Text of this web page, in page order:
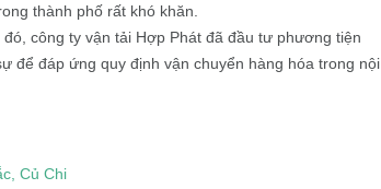
thành phố rất khó khăn.
công ty vận tải Hợp Phát đã đầu tư phương tiện
để đáp ứng quy định vận chuyển hàng hóa trong nội
Củ Chi